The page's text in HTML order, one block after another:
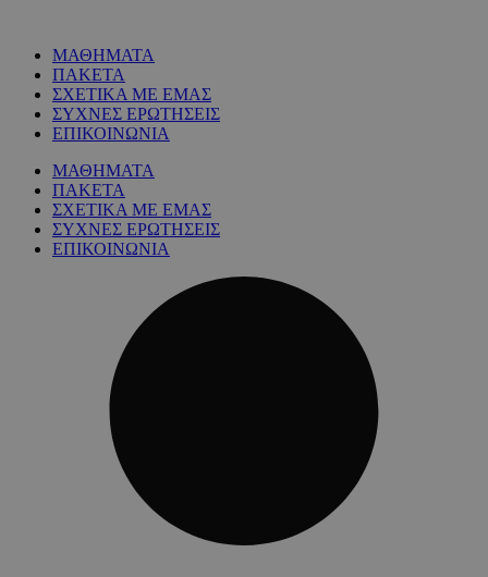
ΜΑΘΗΜΑΤΑ
ΠΑΚΕΤΑ
ΣΧΕΤΙΚΑ ΜΕ ΕΜΑΣ
ΣΥΧΝΕΣ ΕΡΩΤΗΣΕΙΣ
ΕΠΙΚΟΙΝΩΝΙΑ
ΜΑΘΗΜΑΤΑ
ΠΑΚΕΤΑ
ΣΧΕΤΙΚΑ ΜΕ ΕΜΑΣ
ΣΥΧΝΕΣ ΕΡΩΤΗΣΕΙΣ
ΕΠΙΚΟΙΝΩΝΙΑ